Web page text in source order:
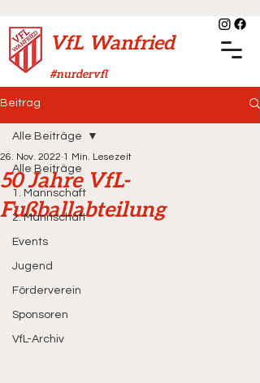
VfL Wanfried
#nurdervfl
Beitrag
Alle Beiträge
1. Mannschaft
2. Mannschaft
Events
Jugend
Förderverein
Sponsoren
VfL-Archiv
Alle Beiträge
50 Jahre VfL-
Fußballabteilung
26. Nov. 2022 1 Min. Lesezeit